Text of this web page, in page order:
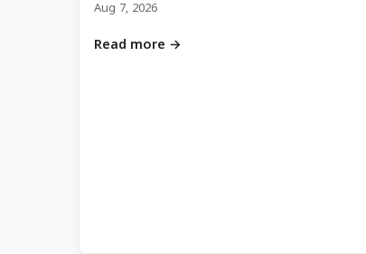
Aug 7, 2026
Read more →